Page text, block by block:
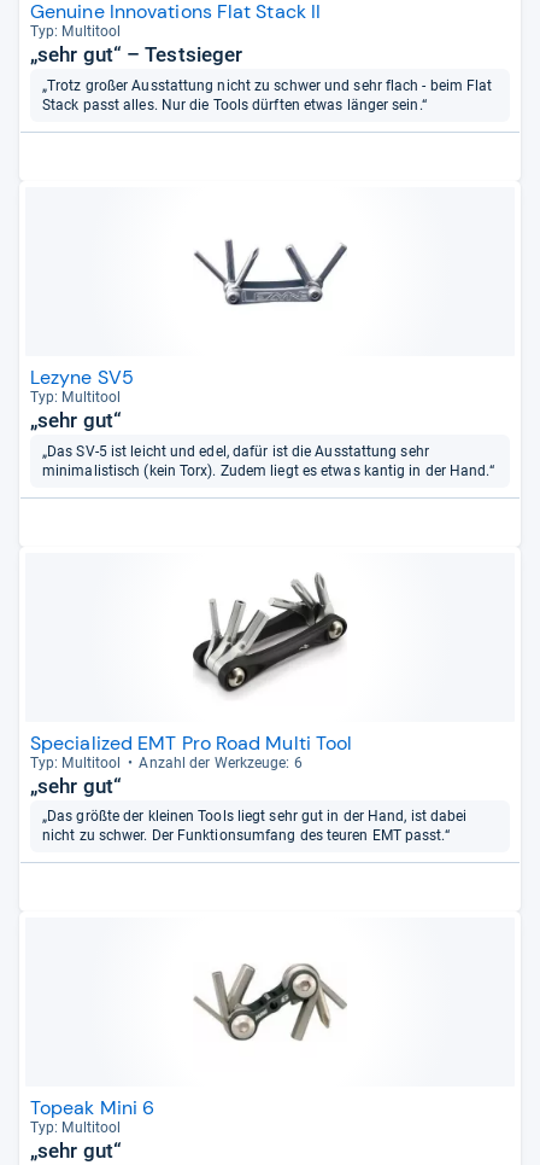
Genuine Innovations Flat Stack II
Typ: Mul­ti­tool
„sehr gut“ – Testsieger
„Trotz großer Ausstattung nicht zu schwer und sehr flach - beim Flat
Stack passt alles. Nur die Tools dürften etwas länger sein.“
Lezyne SV5
Typ: Mul­ti­tool
„sehr gut“
„Das SV-5 ist leicht und edel, dafür ist die Ausstattung sehr
minimalistisch (kein Torx). Zudem liegt es etwas kantig in der Hand.“
Specialized EMT Pro Road Multi Tool
Typ: Mul­ti­tool Anzahl der Werk­zeuge: 6
„sehr gut“
„Das größte der kleinen Tools liegt sehr gut in der Hand, ist dabei
nicht zu schwer. Der Funktionsumfang des teuren EMT passt.“
Topeak Mini 6
Typ: Mul­ti­tool
„sehr gut“